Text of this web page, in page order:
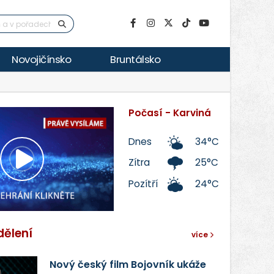
Novojičínsko Bruntálsko
Přehrát
video
Počasí - Karviná
Dnes
34°C
Zítra
25°C
Pozítří
24°C
více
Nový český film Bojovník ukáže